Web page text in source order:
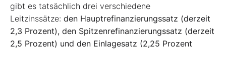
gibt es tatsächlich drei verschiedene
Leitzinssätze: den Hauptrefinanzierungssatz (derzeit
2,3 Prozent), den Spitzenrefinanzierungssatz (derzeit
2,5 Prozent) und den Einlagesatz (2,25 Prozent